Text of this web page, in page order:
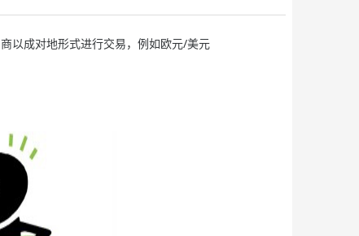
以成对地形式进行交易，例如欧元/美元